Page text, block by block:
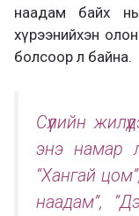
наадам байх
хүрээнийхэн
болсоор л байна.
Сүүлийн
энэ намар л
“Хангай
наадам”,